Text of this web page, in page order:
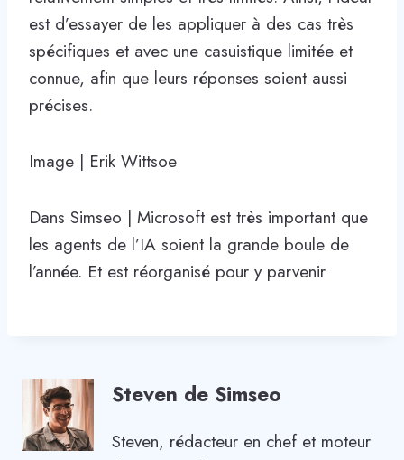
est d’essayer de les appliquer à des cas très
spécifiques et avec une casuistique limitée et
connue, afin que leurs réponses soient aussi
précises.
Image | Erik Wittsoe
Dans Simseo | Microsoft est très important que
les agents de l’IA soient la grande boule de
l’année. Et est réorganisé pour y parvenir
Steven de Simseo
Steven, rédacteur en chef et moteur